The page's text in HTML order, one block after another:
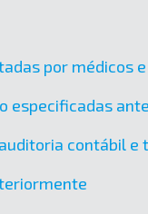
por médicos
especificadas
contábil e